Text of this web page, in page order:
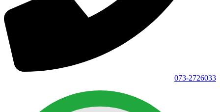
073-2726033